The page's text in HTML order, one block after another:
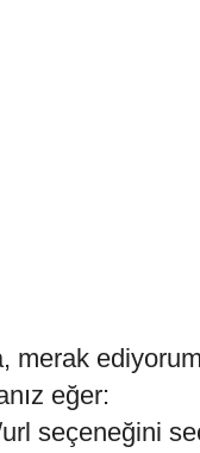
merak
eğer:
seçeneğini